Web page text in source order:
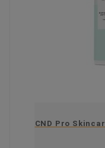
CND Pro